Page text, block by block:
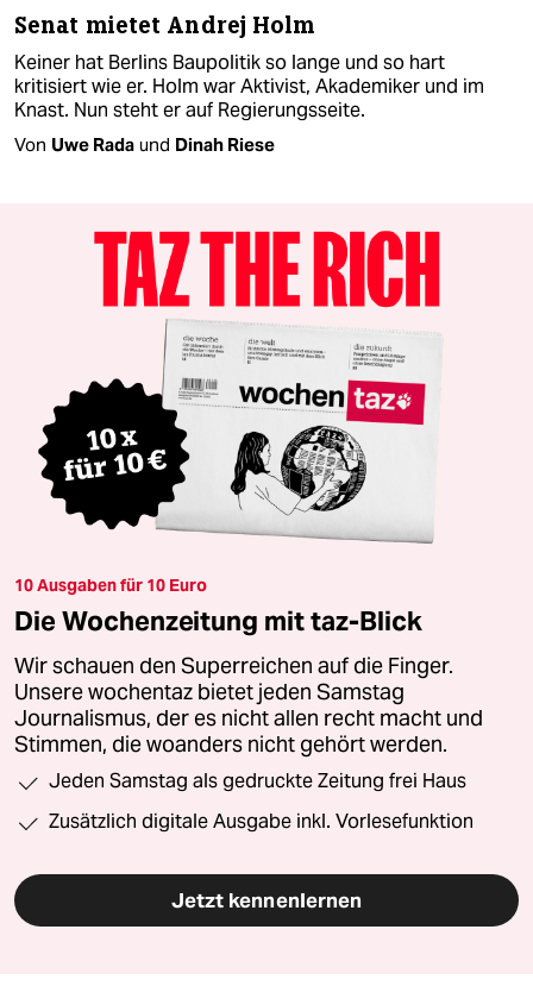
Senat mietet Andrej Holm
Keiner hat Berlins Baupolitik so lange und so hart
kritisiert wie er. Holm war Aktivist, Akademiker und im
Knast. Nun steht er auf Regierungsseite.
Von Uwe Rada und Dinah Riese
10 Ausgaben für 10 Euro
Die Wochenzeitung mit taz-Blick
Wir schauen den Superreichen auf die Finger.
Unsere wochentaz bietet jeden Samstag
Journalismus, der es nicht allen recht macht und
Stimmen, die woanders nicht gehört werden.
Jeden Samstag als gedruckte Zeitung frei Haus
Zusätzlich digitale Ausgabe inkl. Vorlesefunktion
Jetzt kennenlernen